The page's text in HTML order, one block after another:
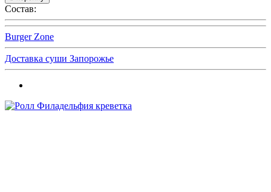
Состав:
Burger Zone
Доставка суши Запорожье